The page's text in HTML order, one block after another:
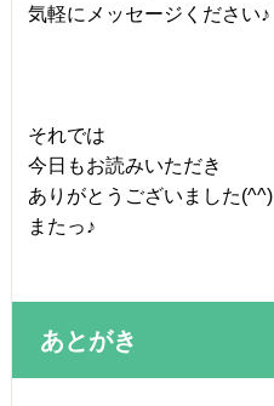
気軽にメッセージください♪
それでは
今日もお読みいただき
ありがとうございました(^^)
またっ♪
あとがき